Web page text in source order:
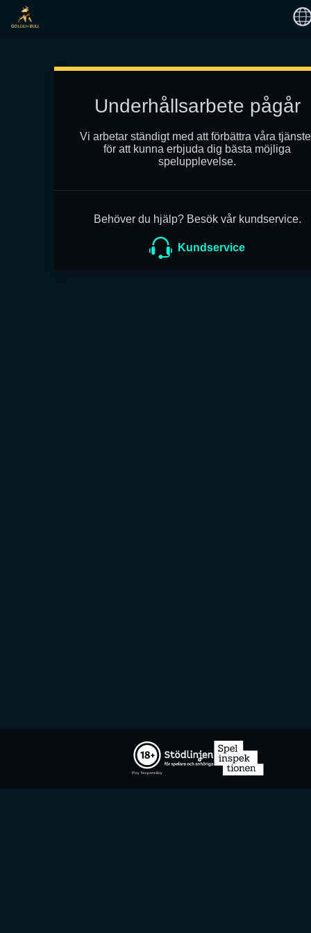
Underhållsarbete pågår
Vi arbetar ständigt med att förbättra våra
för att kunna erbjuda dig bästa möjliga
spelupplevelse.
Behöver du hjälp? Besök vår kundservice.
Kundservice